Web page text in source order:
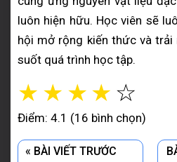
luôn hiện hữu. Học viên sẽ
hội mở rộng kiến thức và
suốt quá trình học tập.
☆
☆
☆
☆
☆
Điểm: 4.1 (16 bình chọn)
« BÀI VIẾT TRƯỚC